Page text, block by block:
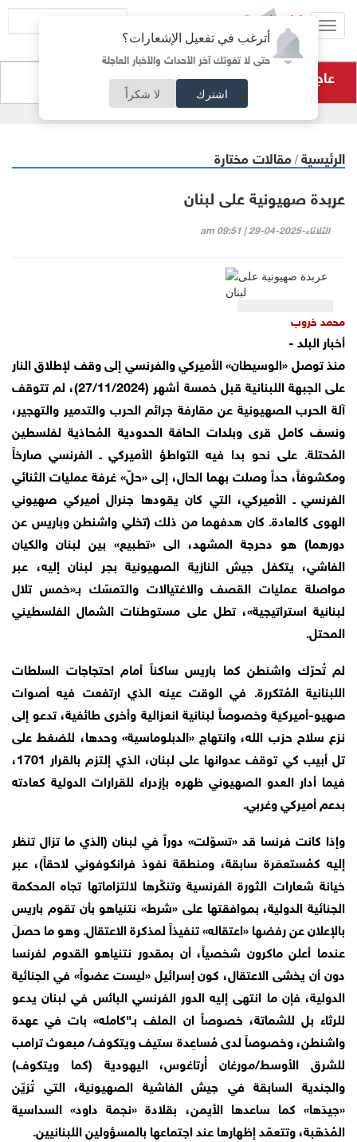
أترغب في تفعيل الإشعارات؟
حتى لا تفوتك آخر الأحداث والأخبار العاجلة
اشترك لا شكراً
عاجل نسب النجاح هي الأعلى في تاريخ المملكة
الرئيسية / مقالات مختارة
عربدة صهيونية على لبنان
الثلاثاء-2025-04-29 | 09:51 am
محمد خروب
أخبار البلد -
منذ توصل «الوسيطان» الأميركي والفرنسي إلى وقف لإطلاق النار
على الجبهة اللبنانية قبل خمسة أشهر (27/11/2024)، لم تتوقف
آلة الحرب الصهيونية عن مقارفة جرائم الحرب والتدمير والتهجير،
ونسف كامل قرى وبلدات الحافة الحدودية المُحاذية لفلسطين
المُحتلة. على نحو بدا فيه التواطؤ الأميركي ـ الفرنسي صارخاً
ومكشوفاً، حداً وصلت بهما الحال، إلى «حلّ» غرفة عمليات الثنائي
الفرنسي ـ الأميركي، التي كان يقودها جنرال أميركي صهيوني
الهوى كالعادة. كان هدفهما من ذلك (تخلي واشنطن وباريس عن
دورهما) هو دحرجة المشهد، الى «تطبيع» بين لبنان والكيان
الفاشي، يتكفل جيش النازية الصهيونية بجر لبنان إليه، عبر
مواصلة عمليات القصف والاغتيالات والتمسّك بـ«خمس تلال
لبنانية استراتيجية»، تطل على مستوطنات الشمال الفلسطيني
المحتل.
لم تُحرّك واشنطن كما باريس ساكناً أمام احتجاجات السلطات
اللبنانية المُتكررة. في الوقت عينه الذي ارتفعت فيه أصوات
صهيو-أميركية وخصوصاً لبنانية انعزالية وأخرى طائفية، تدعو إلى
نزع سلاح حزب الله، وانتهاج «الدبلوماسية» وحدها، للضغط على
تل أبيب كي توقف عدوانها على لبنان، الذي إلتزم بالقرار 1701،
فيما أدار العدو الصهيوني ظهره بإزدراء للقرارات الدولية كعادته
بدعم أميركي وغربي.
وإذا كانت فرنسا قد «تسوّلت» دوراً في لبنان (الذي ما تزال تنظر
إليه كمُستعمَرة سابقة، ومنطقة نفوذ فرانكوفوني لاحقاً)، عبر
خيانة شعارات الثورة الفرنسية وتنكّرها لالتزاماتها تجاه المحكمة
الجنائية الدولية، بموافقتها على «شرط» نتنياهو بأن تقوم باريس
بالإعلان عن رفضها «اعتقاله» تنفيذاً لمذكرة الاعتقال. وهو ما حصلَ
عندما أعلن ماكرون شخصياً، أن بمقدور نتنياهو القدوم لفرنسا
دون أن يخشى الاعتقال، كون إسرائيل «ليست عضواً» في الجنائية
الدولية، فإن ما انتهى إليه الدور الفرنسي البائس في لبنان يدعو
للرثاء بل للشماتة، خصوصاً ان الملف بـ"كامله» بات في عهدة
واشنطن، وخصوصاً لدى مُساعِدة ستيف ويتكوف/ مبعوث ترامب
للشرق الأوسط/مورغان أُرتاغوس، اليهودية (كما ويتكوف)
والجندية السابقة في جيش الفاشية الصهيونية، التي تُزيّن
«جيدَها» كما ساعدها الأيمن، بقلادة «نجمة داود» السداسية
المُذهّبة، وتتعمّد إظهارها عند اجتماعها بالمسؤولين اللبنانيين.